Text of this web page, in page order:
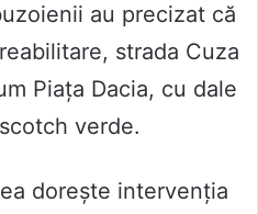
au precizat că
strada Cuza
Piața Dacia, cu dale
verde.
dorește intervenția